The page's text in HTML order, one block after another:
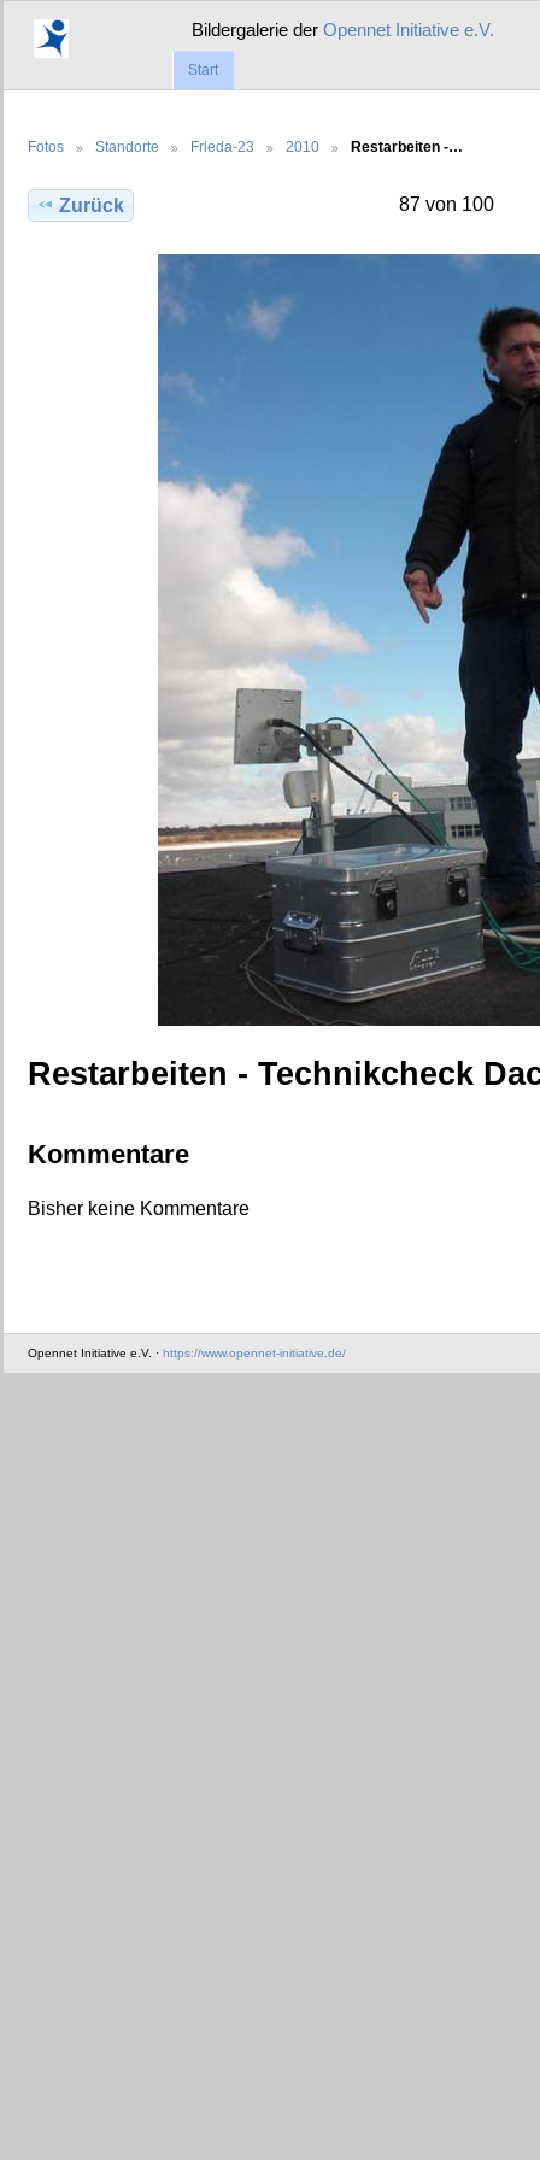
Bildergalerie derOpennet Initiative e.V.
Start
Fotos Standorte Frieda-23 2010 Restarbeiten -…
Zurück 87 von 100
Restarbeiten - Technikcheck
Kommentare
Bisher keine Kommentare
Opennet Initiative e.V. · https://www.opennet-initiative.de/